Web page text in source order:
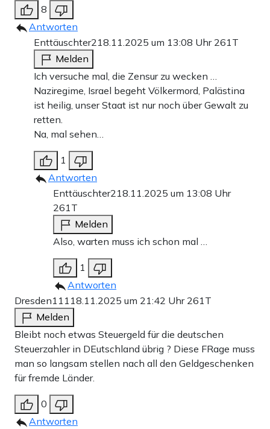
8
Antworten
Enttäuschter2 18.11.2025 um 13:08 Uhr 261T
Melden
Ich versuche mal, die Zensur zu wecken …
Naziregime, Israel begeht Völkermord, Palästina
ist heilig, unser Staat ist nur noch über Gewalt zu
retten.
Na, mal sehen…
1
Antworten
Enttäuschter2 18.11.2025 um 13:08 Uhr
261T
Melden
Also, warten muss ich schon mal …
1
Antworten
Dresden111 18.11.2025 um 21:42 Uhr 261T
Melden
Bleibt noch etwas Steuergeld für die deutschen
Steuerzahler in DEutschland übrig ? Diese FRage muss
man so langsam stellen nach all den Geldgeschenken
für fremde Länder.
0
Antworten